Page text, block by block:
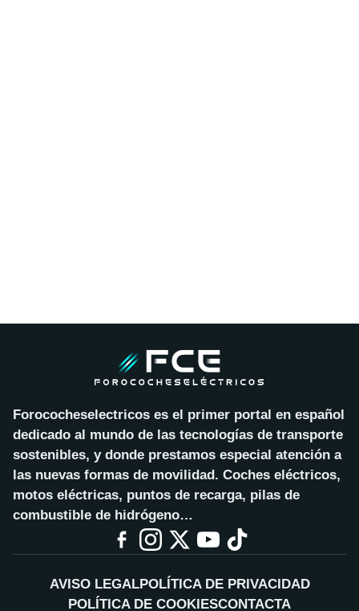
Forococheselectricos es el primer portal en español
dedicado al mundo de las tecnologías de transporte
sostenibles, y donde prestamos especial atención a
las nuevas formas de movilidad. Coches eléctricos,
motos eléctricas, puntos de recarga, pilas de
combustible de hidrógeno…
AVISO LEGALPOLÍTICA DE PRIVACIDAD
POLÍTICA DE COOKIESCONTACTA